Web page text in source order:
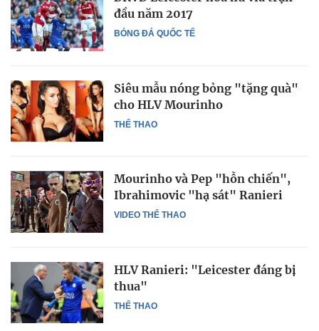
BÓNG ĐÁ QUỐC TẾ
đầu năm 2017
THỂ THAO
Siêu mẫu nóng bỏng "tặng quà"
cho HLV Mourinho
VIDEO THỂ THAO
Mourinho và Pep "hỗn chiến",
Ibrahimovic "hạ sát" Ranieri
THỂ THAO
HLV Ranieri: "Leicester đáng bị
thua"